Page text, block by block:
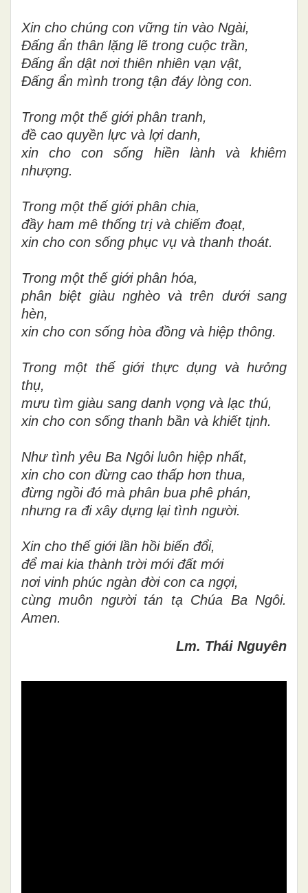
Xin cho chúng con vững tin vào Ngài,
Đấng ẩn thân lặng lẽ trong cuộc trần,
Đấng ẩn dật nơi thiên nhiên vạn vật,
Đấng ẩn mình trong tận đáy lòng con.
Trong một thế giới phân tranh,
đề cao quyền lực và lợi danh,
xin cho con sống hiền lành và khiêm
nhượng.
Trong một thế giới phân chia,
đầy ham mê thống trị và chiếm đoạt,
xin cho con sống phục vụ và thanh thoát.
Trong một thế giới phân hóa,
phân biệt giàu nghèo và trên dưới sang
hèn,
xin cho con sống hòa đồng và hiệp thông.
Trong một thế giới thực dụng và hưởng
thụ,
mưu tìm giàu sang danh vọng và lạc thú,
xin cho con sống thanh bần và khiết tịnh.
Như tình yêu Ba Ngôi luôn hiệp nhất,
xin cho con đừng cao thấp hơn thua,
đừng ngồi đó mà phân bua phê phán,
nhưng ra đi xây dựng lại tình người.
Xin cho thế giới lần hồi biến đổi,
để mai kia thành trời mới đất mới
nơi vinh phúc ngàn đời con ca ngợi,
cùng muôn người tán tạ Chúa Ba Ngôi.
Amen.
Lm. Thái Nguyên